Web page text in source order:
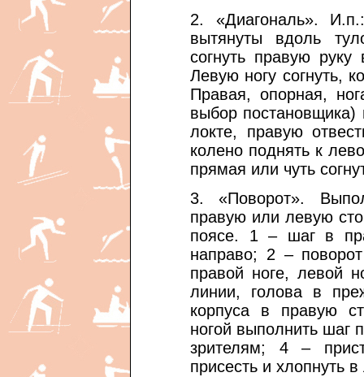
2. «Диагональ».
вытянуты вдоль
согнуть правую
Левую ногу согнуть,
Правая, опорная,
выбор постановщика)
локте, правую
колено поднять к
прямая или чуть
3. «Поворот».
правую или левую
поясе. 1 – шаг в
направо; 2 –
правой ноге, левой
линии, голова в
корпуса в правую
ногой выполнить шаг
зрителям; 4 –
присесть и хлопнуть